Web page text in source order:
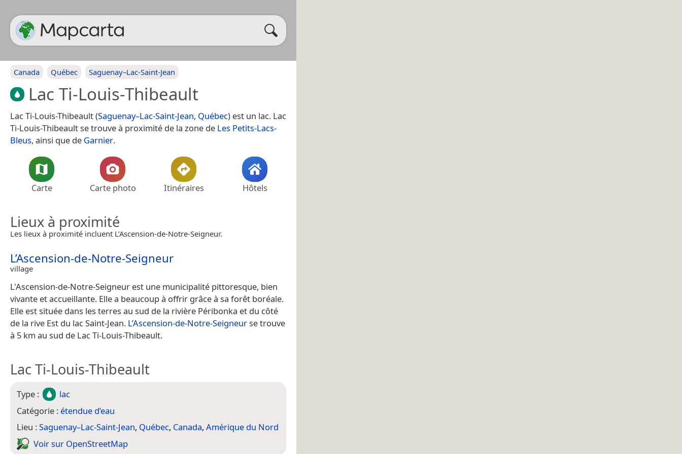
Canada Québec Saguenay–Lac-Saint-Jean
Lac Ti-Louis-Thibeault
Lac Ti-Louis-Thibeault (Saguenay–Lac-Saint-Jean, Québec) est un lac. Lac
Ti-Louis-Thibeault se trouve à proximité de la zone de Les Petits-Lacs-
Bleus, ainsi que de Garnier.
Carte Carte photo Itinéraires Hôtels
Lieux à proximité
Les lieux à proximité incluent L’Ascension-de-Notre-Seigneur.
L’Ascension-de-Notre-Seigneur
village
L'Ascension-de-Notre-Seigneur est une municipalité pittoresque, bien
vivante et accueillante. Elle a beaucoup à offrir grâce à sa forêt boréale.
Elle est située dans les terres au sud de la rivière Péribonka et du côté
de la rive Est du lac Saint-Jean. L’Ascension-de-Notre-Seigneurse trouve
à 5 km au sud de Lac Ti-Louis-Thibeault.
Lac Ti-Louis-Thibeault
Type :
lac
Catégorie : étendue d’eau
Lieu :Saguenay–Lac-Saint-Jean, Québec, Canada, Amérique du Nord
Voir sur Open­Street­Map